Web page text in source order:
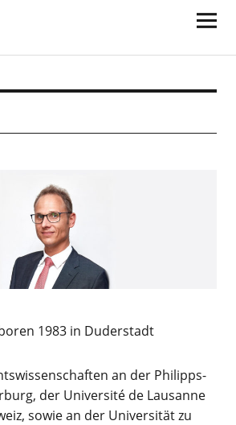
1983 in Duderstadt
an der Philipps-
der Université de Lausanne
sowie an der Universität zu